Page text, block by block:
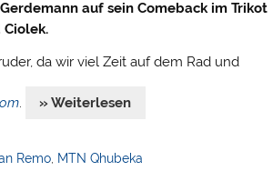
auf sein Comeback im Trikot
Ciolek.
da wir viel Zeit auf dem Rad und
. » Weiterlesen
Remo, MTN Qhubeka